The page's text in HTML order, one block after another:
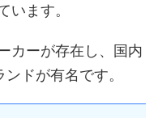
います。
カーが存在し、国内
ドが有名です。